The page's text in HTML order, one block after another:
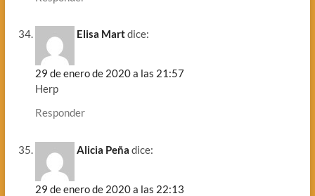
Elisa Martdice:
29 de enero de 2020 a las 21:57
Herp
Responder
Alicia Peña dice:
29 de enero de 2020 a las 22:13